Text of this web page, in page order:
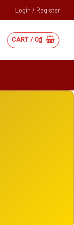
Login / Register
CART / 0₫